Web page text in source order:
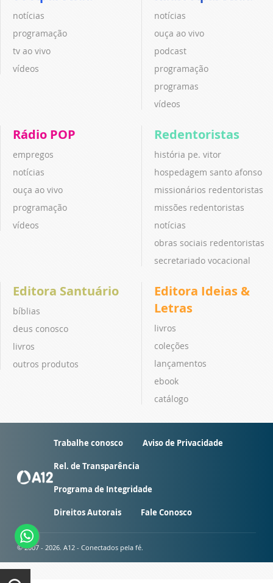
notícias
programação
tv ao vivo
vídeos
notícias
ouça ao vivo
podcast
programação
programas
vídeos
Rádio POP
empregos
notícias
ouça ao vivo
programação
vídeos
Redentoristas
história pe. vitor
hospedagem santo afonso
missionários redentoristas
missões redentoristas
notícias
obras sociais redentoristas
secretariado vocacional
Editora Santuário
bíblias
deus conosco
livros
outros produtos
Editora Ideias &
Letras
livros
coleções
lançamentos
ebook
catálogo
Trabalhe conosco Aviso de Privacidade
Rel. de Transparência
Programa de Integridade
Direitos Autorais Fale Conosco
© 2007 - 2026. A12 - Conectados pela fé.